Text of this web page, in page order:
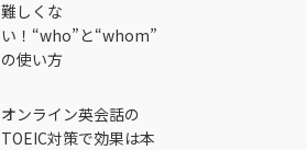
難しくな
い！“who”と“whom”
の使い方
オンライン英会話の
TOEIC対策で効果は本